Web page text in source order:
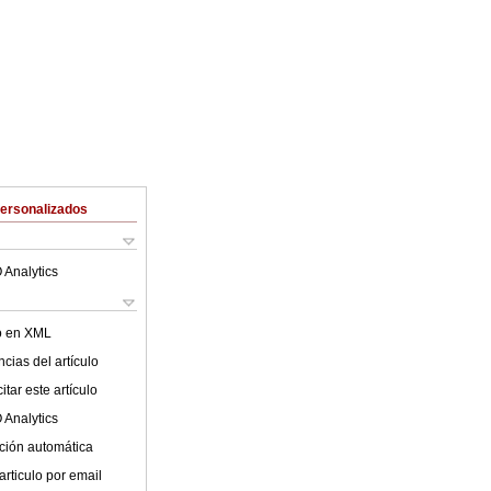
Analytics
en XML
del artículo
este artículo
Analytics
automática
por email